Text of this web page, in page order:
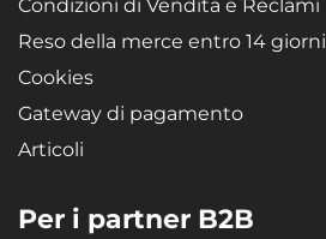
Condizioni di Vendita e Reclami
Reso della merce entro 14 giorni
Cookies
Gateway di pagamento
Articoli
Per i partner B2B